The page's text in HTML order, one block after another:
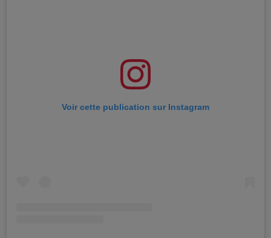
Voir cette publication sur Instagram